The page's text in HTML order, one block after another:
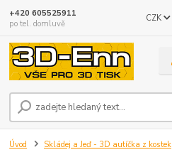
CZK
+420 605525911
po tel. domluvě
Úvod Skládej a Jeď - 3D autíčka z kostek